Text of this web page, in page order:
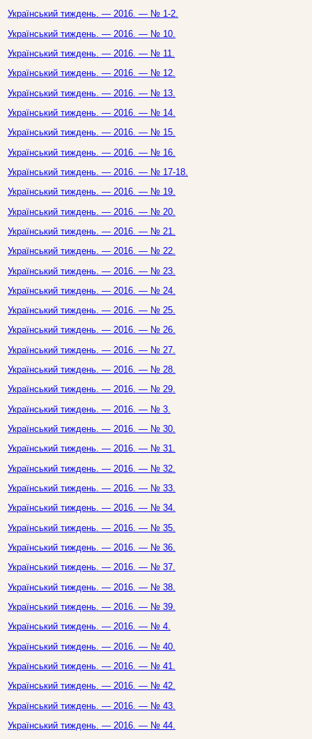
Український тиждень. — 2016. — № 1-2.
Український тиждень. — 2016. — № 10.
Український тиждень. — 2016. — № 11.
Український тиждень. — 2016. — № 12.
Український тиждень. — 2016. — № 13.
Український тиждень. — 2016. — № 14.
Український тиждень. — 2016. — № 15.
Український тиждень. — 2016. — № 16.
Український тиждень. — 2016. — № 17-18.
Український тиждень. — 2016. — № 19.
Український тиждень. — 2016. — № 20.
Український тиждень. — 2016. — № 21.
Український тиждень. — 2016. — № 22.
Український тиждень. — 2016. — № 23.
Український тиждень. — 2016. — № 24.
Український тиждень. — 2016. — № 25.
Український тиждень. — 2016. — № 26.
Український тиждень. — 2016. — № 27.
Український тиждень. — 2016. — № 28.
Український тиждень. — 2016. — № 29.
Український тиждень. — 2016. — № 3.
Український тиждень. — 2016. — № 30.
Український тиждень. — 2016. — № 31.
Український тиждень. — 2016. — № 32.
Український тиждень. — 2016. — № 33.
Український тиждень. — 2016. — № 34.
Український тиждень. — 2016. — № 35.
Український тиждень. — 2016. — № 36.
Український тиждень. — 2016. — № 37.
Український тиждень. — 2016. — № 38.
Український тиждень. — 2016. — № 39.
Український тиждень. — 2016. — № 4.
Український тиждень. — 2016. — № 40.
Український тиждень. — 2016. — № 41.
Український тиждень. — 2016. — № 42.
Український тиждень. — 2016. — № 43.
Український тиждень. — 2016. — № 44.